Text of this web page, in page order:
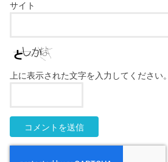
サイト
上に表示された文字を入力してください。